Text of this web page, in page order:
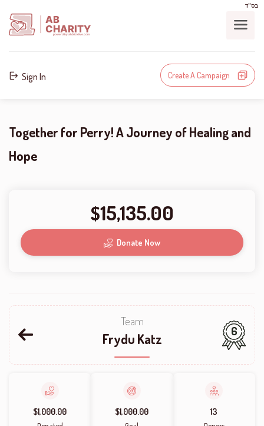
בס"ד
AB
CHARITY
powerd by ahblicklive.com
Sign In Create A Campaign
Together for Perry! A Journey of Healing and
Hope
$15,135.00
Donate Now
Team
Frydu Katz 6
$1,000.00 $1,000.00 13